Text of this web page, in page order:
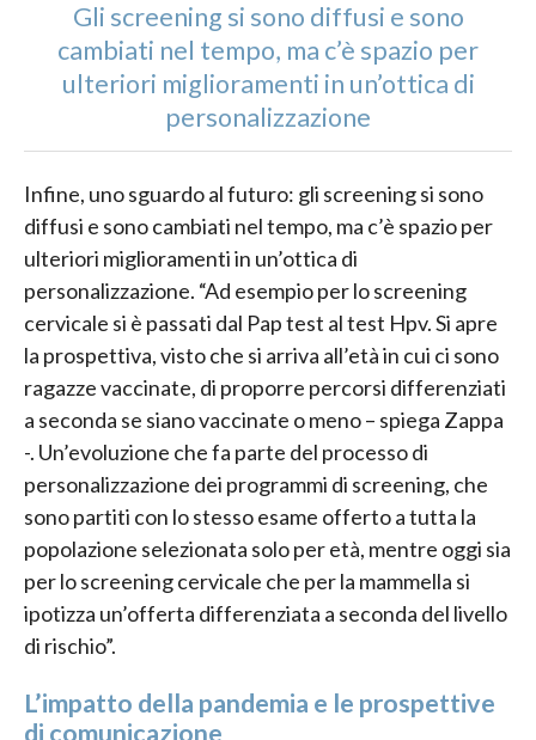
Gli screening si sono diffusi e sono
cambiati nel tempo, ma c’è spazio per
ulteriori miglioramenti in un’ottica di
personalizzazione
Infine, uno sguardo al futuro: gli screening si sono
diffusi e sono cambiati nel tempo, ma c’è spazio per
ulteriori miglioramenti in un’ottica di
personalizzazione. “Ad esempio per lo screening
cervicale si è passati dal Pap test al test Hpv. Si apre
la prospettiva, visto che si arriva all’età in cui ci sono
ragazze vaccinate, di proporre percorsi differenziati
a seconda se siano vaccinate o meno – spiega Zappa
-. Un’evoluzione che fa parte del processo di
personalizzazione dei programmi di screening, che
sono partiti con lo stesso esame offerto a tutta la
popolazione selezionata solo per età, mentre oggi sia
per lo screening cervicale che per la mammella si
ipotizza un’offerta differenziata a seconda del livello
di rischio”.
L’impatto della pandemia e le prospettive
di comunicazione